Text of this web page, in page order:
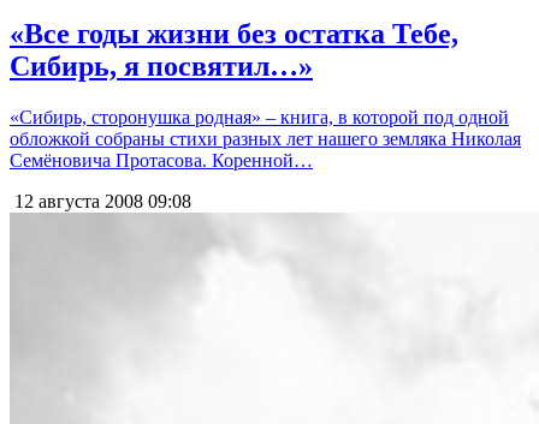
«Все годы жизни без остатка Тебе,
Сибирь, я посвятил…»
«Сибирь, сторонушка родная» – книга, в которой под одной
обложкой собраны стихи разных лет нашего земляка Николая
Семёновича Протасова. Коренной…
12 августа 2008 09:08